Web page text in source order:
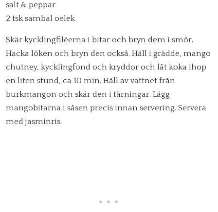
salt & peppar
2 tsk sambal oelek
Skär kycklingfiléerna i bitar och bryn dem i smör.
Hacka löken och bryn den också. Häll i grädde, mango
chutney, kycklingfond och kryddor och låt koka ihop
en liten stund, ca 10 min. Häll av vattnet från
burkmangon och skär den i tärningar. Lägg
mangobitarna i såsen precis innan servering. Servera
med jasminris.